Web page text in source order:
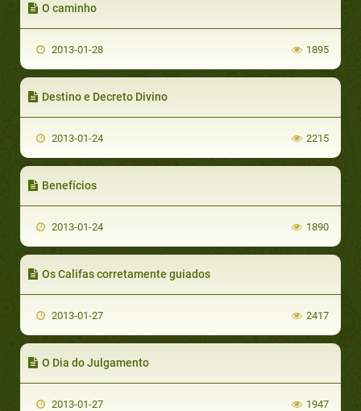
O caminho
2013-01-28 1895
Destino e Decreto Divino
2013-01-24 2215
Benefícios
2013-01-24 1890
Os Califas corretamente guiados
2013-01-27 2417
O Dia do Julgamento
2013-01-27 1947